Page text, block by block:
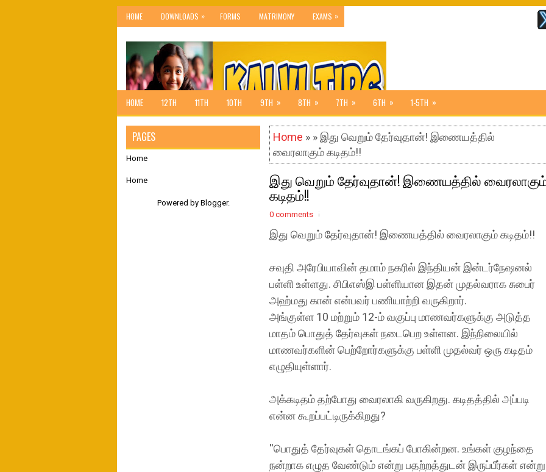
HOME DOWNLOADS » FORMS MATRIMONY EXAMS »
HOME 12TH 11TH 10TH 9TH » 8TH » 7TH » 6TH » 1-5TH »
Home » » இது வெறும் தேர்வுதான்! இணையத்தில்
வைரலாகும் கடிதம்!!
இது வெறும் தேர்வுதான்! இணையத்தில்
கடிதம்!!
0 comments
இது வெறும் தேர்வுதான்! இணையத்தில் வைரலாகும் கடிதம்!!
சவுதி அரேபியாவின் தமாம் நகரில் இந்தியன் இன்டர்நேஷனல்
பள்ளி உள்ளது. சிபிஎஸ்இ பள்ளியான இதன் முதல்வராக சுபைர்
அஹ்மது கான் என்பவர் பணியாற்றி வருகிறார்.
அங்குள்ள 10 மற்றும் 12-ம் வகுப்பு மாணவர்களுக்கு அடுத்த
மாதம் பொதுத் தேர்வுகள் நடைபெற உள்ளன. இந்நிலையில்
மாணவர்களின் பெற்றோர்களுக்கு பள்ளி முதல்வர் ஒரு கடிதம்
எழுதியுள்ளார்.
அக்கடிதம் தற்போது வைரலாகி வருகிறது. கடிதத்தில் அப்படி
என்ன கூறப்பட்டிருக்கிறது?
''பொதுத் தேர்வுகள் தொடங்கப் போகின்றன. உங்கள் குழந்தை
நன்றாக எழுத வேண்டும் என்று பதற்றத்துடன் இருப்பீர்கள் என்று
PAGES
Home
Home
Powered by Blogger.